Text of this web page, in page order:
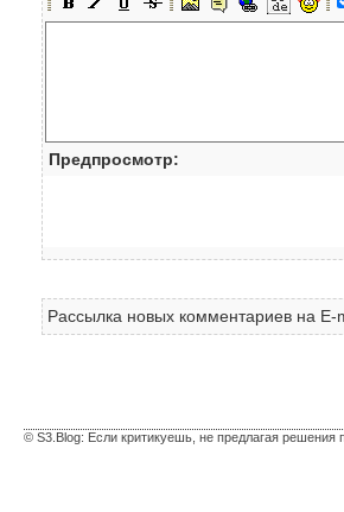
Предпросмотр:
Рассылка новых комментариев на E-
© S3.Blog: Если критикуешь, не предлагая